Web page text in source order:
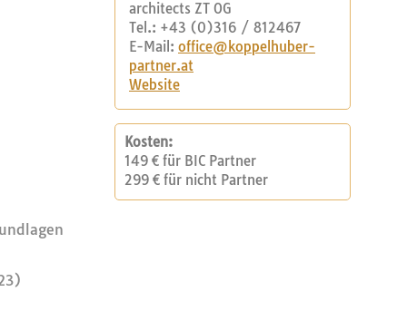
architects ZT OG
Tel.: +43 (0)316 / 812467
E-Mail: office@koppelhuber-
partner.at
Website
Kosten:
149 € für BIC Partner
299 € für nicht Partner